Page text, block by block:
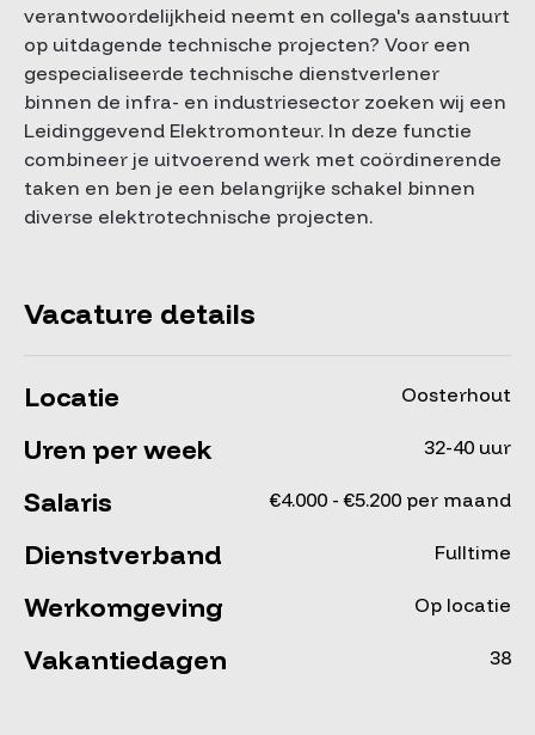
verantwoordelijkheid neemt en collega's aanstuurt
op uitdagende technische projecten? Voor een
gespecialiseerde technische dienstverlener
binnen de infra- en industriesector zoeken wij een
Leidinggevend Elektromonteur. In deze functie
combineer je uitvoerend werk met coördinerende
taken en ben je een belangrijke schakel binnen
diverse elektrotechnische projecten.
Vacature details
Locatie Oosterhout
Uren per week 32-40 uur
Salaris €4.000 - €5.200 per maand
Dienstverband Fulltime
Werkomgeving Op locatie
Vakantiedagen 38